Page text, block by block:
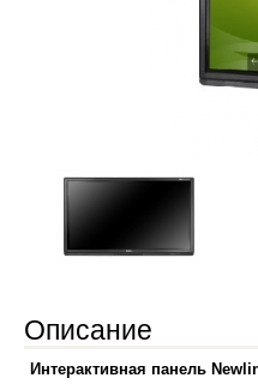
Описание
Интерактивная панель